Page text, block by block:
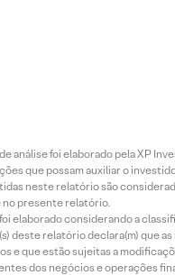
análise foi elaborado pela XP
que possam auxiliar o
neste relatório são
no presente relatório.
elaborado considerando a
deste relatório declara(m) que
e que estão sujeitas a
dos negócios e operações